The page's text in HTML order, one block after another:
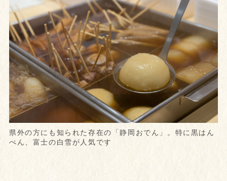
県外の方にも知られた存在の「静岡おでん」。特に黒はん
ぺん、富士の白雪が人気です